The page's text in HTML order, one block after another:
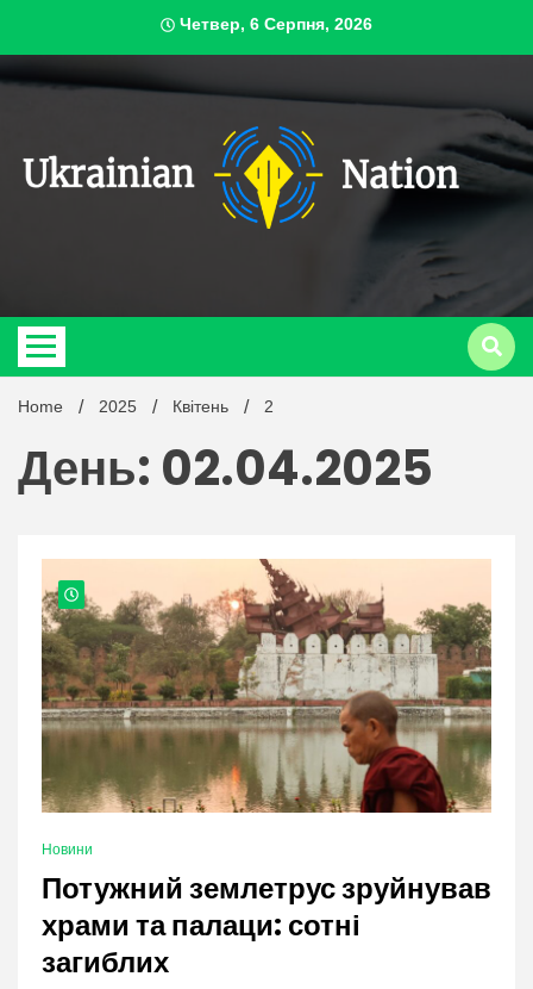
content
Четвер, 6 Серпня, 2026
Home 2025 Квітень 2
День: 02.04.2025
Новини
Потужний землетрус зруйнував
храми та палаци: сотні
загиблих